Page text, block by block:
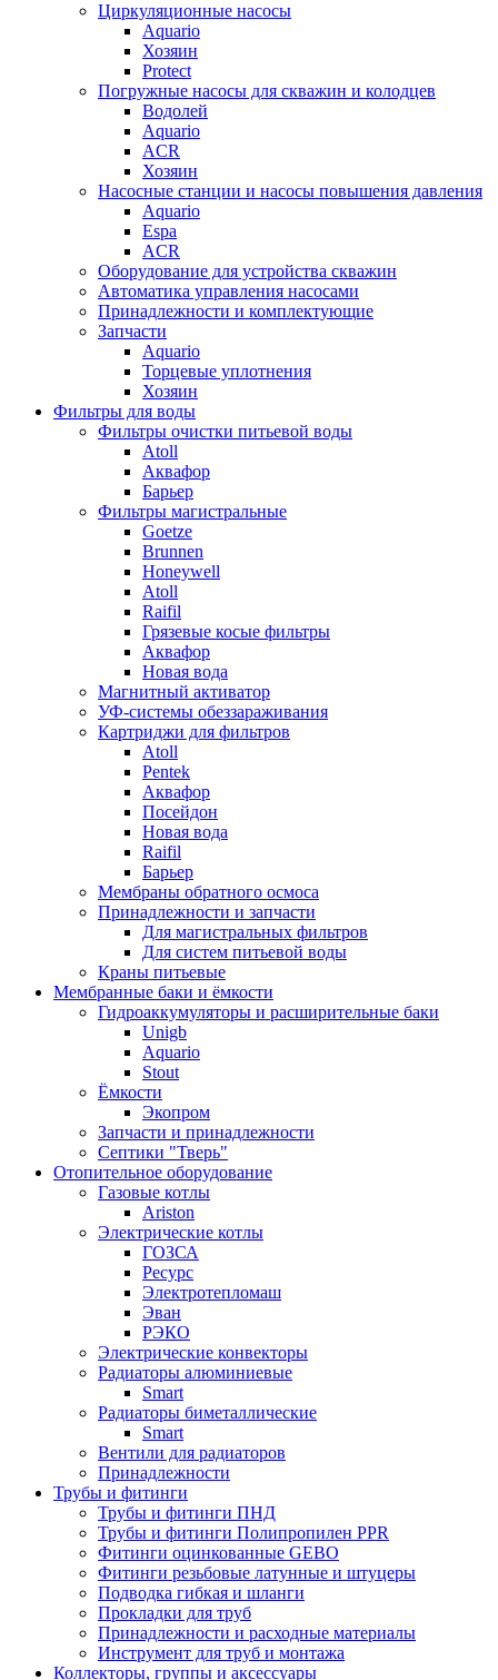
Циркуляционные насосы
Aquario
Хозяин
Protect
Погружные насосы для скважин и колодцев
Водолей
Aquario
ACR
Хозяин
Насосные станции и насосы повышения давления
Aquario
Espa
ACR
Оборудование для устройства скважин
Автоматика управления насосами
Принадлежности и комплектующие
Запчасти
Aquario
Торцевые уплотнения
Хозяин
Фильтры для воды
Фильтры очистки питьевой воды
Atoll
Аквафор
Барьер
Фильтры магистральные
Goetze
Brunnen
Honeywell
Atoll
Raifil
Грязевые косые фильтры
Аквафор
Новая вода
Магнитный активатор
УФ-системы обеззараживания
Картриджи для фильтров
Atoll
Pentek
Аквафор
Посейдон
Новая вода
Raifil
Барьер
Мембраны обратного осмоса
Принадлежности и запчасти
Для магистральных фильтров
Для систем питьевой воды
Краны питьевые
Мембранные баки и ёмкости
Гидроаккумуляторы и расширительные баки
Unigb
Aquario
Stout
Ёмкости
Экопром
Запчасти и принадлежности
Септики "Тверь"
Отопительное оборудование
Газовые котлы
Ariston
Электрические котлы
ГОЗСА
Ресурс
Электротепломаш
Эван
РЭКО
Электрические конвекторы
Радиаторы алюминиевые
Smart
Радиаторы биметаллические
Smart
Вентили для радиаторов
Принадлежности
Трубы и фитинги
Трубы и фитинги ПНД
Трубы и фитинги Полипропилен PPR
Фитинги оцинкованные GEBO
Фитинги резьбовые латунные и штуцеры
Подводка гибкая и шланги
Прокладки для труб
Принадлежности и расходные материалы
Инструмент для труб и монтажа
Коллекторы, группы и аксессуары